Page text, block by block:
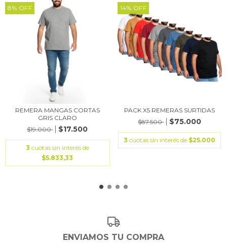
8% OFF
REMERA MANGAS CORTAS
GRIS CLARO
$19.000
$17.500
3 cuotas sin interés de
$5.833,33
14% OFF
PACK X5 REMERAS SURTIDAS
$87.500
$75.000
3 cuotas sin interés de $25.000
ENVIAMOS TU COMPRA